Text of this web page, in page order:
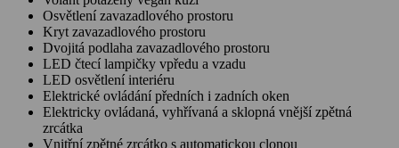
Osvětlení zavazadlového prostoru
Kryt zavazadlového prostoru
Dvojitá podlaha zavazadlového prostoru
LED čtecí lampičky vpředu a vzadu
LED osvětlení interiéru
Elektrické ovládání předních i zadních oken
Elektricky ovládaná, vyhřívaná a sklopná vnější zpětná
zrcátka
Vnitřní zpětné zrcátko s automatickou clonou